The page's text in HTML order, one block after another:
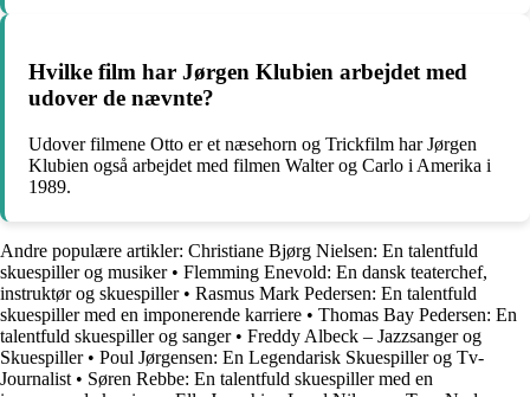
Hvilke film har Jørgen Klubien arbejdet med
udover de nævnte?
Udover filmene Otto er et næsehorn og Trickfilm har Jørgen
Klubien også arbejdet med filmen Walter og Carlo i Amerika i
1989.
Andre populære artikler: Christiane Bjørg Nielsen: En talentfuld
skuespiller og musiker• Flemming Enevold: En dansk teaterchef,
instruktør og skuespiller• Rasmus Mark Pedersen: En talentfuld
skuespiller med en imponerende karriere • Thomas Bay Pedersen: En
talentfuld skuespiller og sanger• Freddy Albeck – Jazzsanger og
Skuespiller• Poul Jørgensen: En Legendarisk Skuespiller og Tv-
Journalist • Søren Rebbe: En talentfuld skuespiller med en